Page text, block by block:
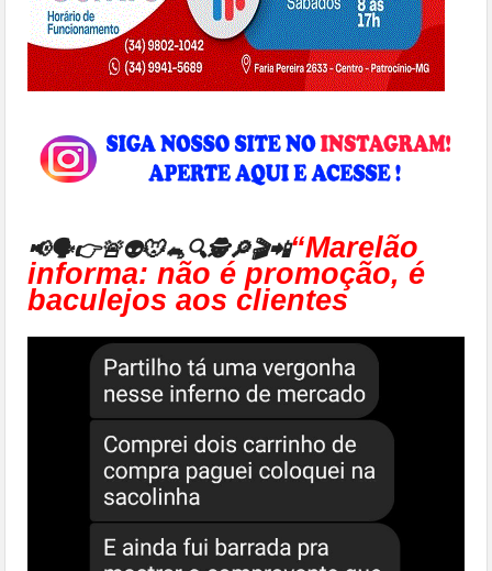
📢🗣👉🚨👽🐭🐁🔍🕵🔎🎬📲“Marelão
informa: não é promoção, é
baculejos aos clientes